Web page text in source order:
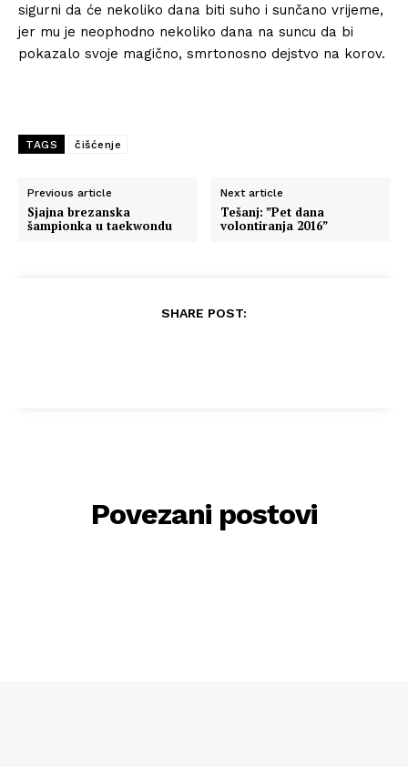
sigurni da će nekoliko dana biti suho i sunčano vrijeme,
jer mu je neophodno nekoliko dana na suncu da bi
pokazalo svoje magično, smrtonosno dejstvo na korov.
TAGS čišćenje
Previous article
Sjajna brezanska
šampionka u taekwondu
Next article
Tešanj: ”Pet dana
volontiranja 2016”
SHARE POST:
Povezani postovi